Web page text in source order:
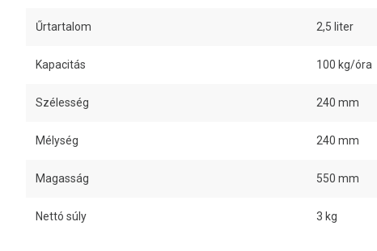
Űrtartalom 2,5 liter
Kapacitás 100 kg/óra
Szélesség 240 mm
Mélység 240 mm
Magasság 550 mm
Nettó súly 3 kg